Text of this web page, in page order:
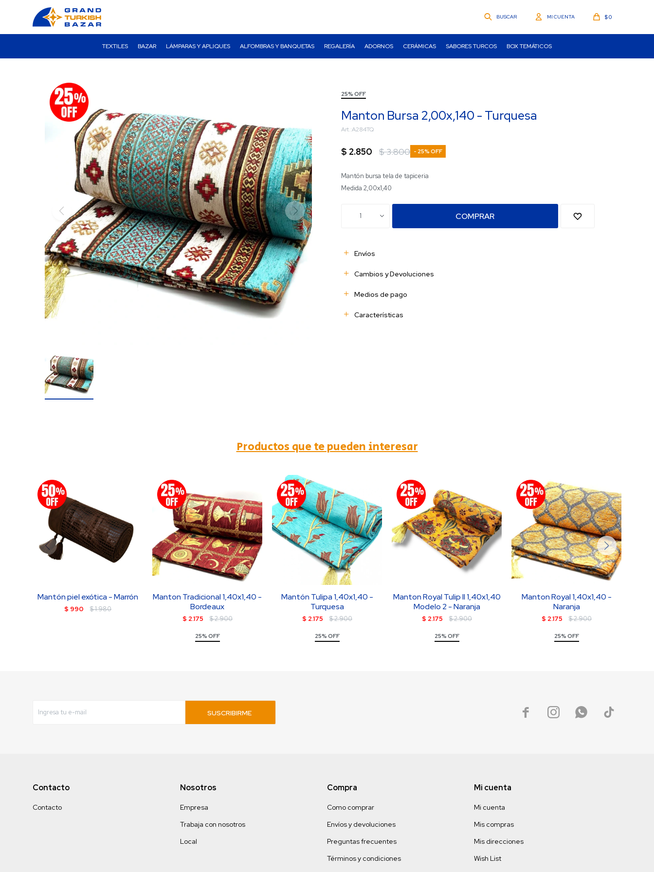
TEXTILES BAZAR LÁMPARAS Y APLIQUES ALFOMBRAS Y BANQUETAS REGALERÍA ADORNOS CERÁMICAS SABORES TURCOS BOX TEMÁTICOS
$0
25% OFF
Manton Bursa 2,00x,140 - Turquesa
A284TQ
$ 2.850 $3.800 25
Mantón bursa tela de tapiceria
Medida 2,00x1,40
1 COMPRAR
Envíos
Cambios y Devoluciones
Medios de pago
Características
Productos que te pueden interesar
Mantón piel exótica - Marrón
$ 990 $1.980
Manton Tradicional 1,40x1,40 -
Bordeaux
$ 2.175 $2.900
25% OFF
Mantón Tulipa 1,40x1,40 -
Turquesa
$ 2.175 $2.900
25% OFF
Manton Royal Tulip II 1,40x1,40
Modelo 2 - Naranja
$ 2.175 $2.900
25% OFF
Manton Royal 1,40x1,40 -
Naranja
$ 2.175 $2.900
25% OFF
SUSCRIBIRME    
Contacto
Contacto
Nosotros
Empresa
Trabaja con nosotros
Local
Compra
Como comprar
Envíos y devoluciones
Preguntas frecuentes
Términos y condiciones
Mi cuenta
Mi cuenta
Mis compras
Mis direcciones
Wish List